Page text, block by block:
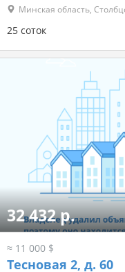
Минская область,
25 соток
32 432 р.
≈ 11 000 $
Тесновая 2, д. 60